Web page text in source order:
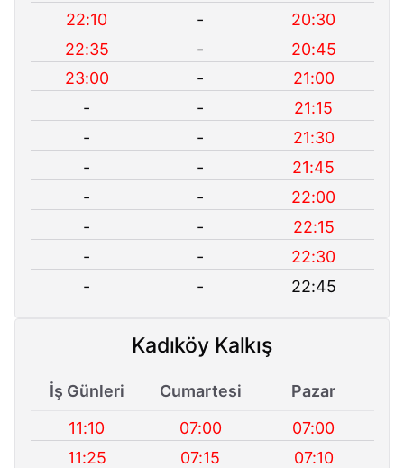
22:10
-
20:30
22:35
-
20:45
23:00
-
21:00
-
-
21:15
-
-
21:30
-
-
21:45
-
-
22:00
-
-
22:15
-
-
22:30
-
- 22:45
Kadıköy Kalkış
İş Günleri Cumartesi
Pazar
11:10
07:00
07:00
11:25
07:15
07:10